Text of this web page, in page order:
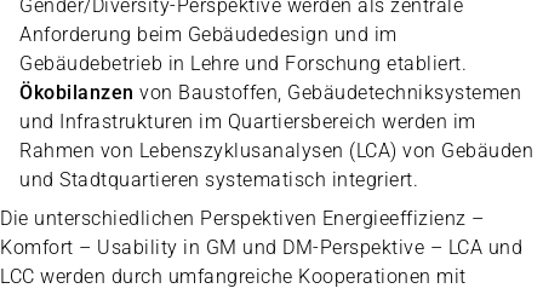
Gender/Diversity-Perspektive werden als zentrale
Anforderung beim Gebäudedesign und im
Gebäudebetrieb in Lehre und Forschung etabliert.
Ökobilanzen von Baustoffen, Gebäudetechniksystemen
und Infrastrukturen im Quartiersbereich werden im
Rahmen von Lebenszyklusanalysen (LCA) von Gebäuden
und Stadtquartieren systematisch integriert.
Die unterschiedlichen Perspektiven Energieeffizienz –
Komfort – Usability in GM und DM-Perspektive – LCA und
LCC werden durch umfangreiche Kooperationen mit